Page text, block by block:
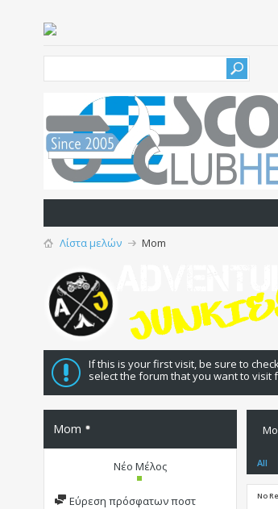
Λίστα μελών Mom
If this is your first visit, be sure to
select the forum that you want to visit
Mom
Νέο Μέλος
Εύρεση πρόσφατων ποστ
All
No